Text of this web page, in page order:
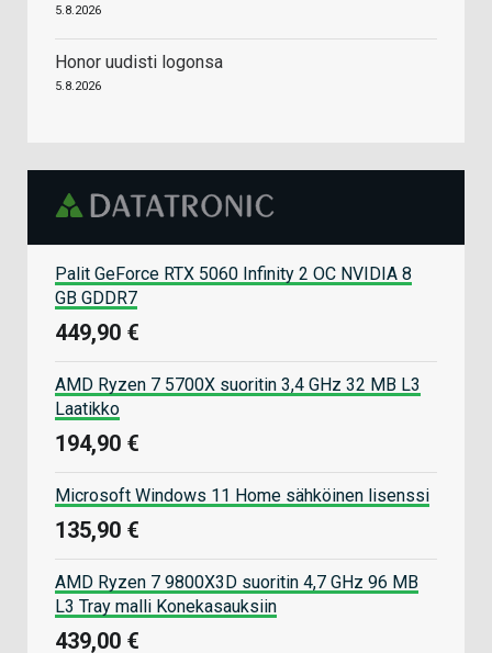
5.8.2026
Honor uudisti logonsa
5.8.2026
Palit GeForce RTX 5060 Infinity 2 OC NVIDIA 8
GB GDDR7
449,90 €
AMD Ryzen 7 5700X suoritin 3,4 GHz 32 MB L3
Laatikko
194,90 €
Microsoft Windows 11 Home sähköinen lisenssi
135,90 €
AMD Ryzen 7 9800X3D suoritin 4,7 GHz 96 MB
L3 Tray malli Konekasauksiin
439,00 €